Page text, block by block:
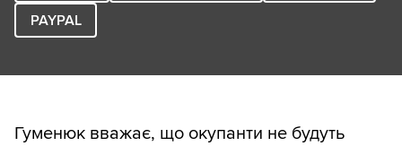
PAYPAL
Гуменюк вважає, що окупанти не будуть